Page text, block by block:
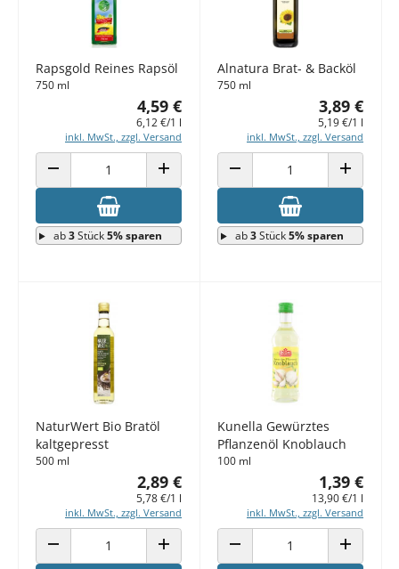
Rapsgold Reines Rapsöl
750 ml
4,59 €
6,12 €/1 l
inkl. MwSt., zzgl. Versand
ANZAHL VERRINGERN ANZAHL ERHÖHEN
ab3Stück5% sparen
Alnatura Brat- & Backöl
750 ml
3,89 €
5,19 €/1 l
inkl. MwSt., zzgl. Versand
ANZAHL VERRINGERN ANZAHL
ab3Stück5% sparen
NaturWert Bio Bratöl
kaltgepresst
500 ml
2,89 €
5,78 €/1 l
inkl. MwSt., zzgl. Versand
ANZAHL VERRINGERN ANZAHL ERHÖHEN
Kunella Gewürztes
Pflanzenöl Knoblauch
100 ml
1,39 €
13,90 €/1 l
inkl. MwSt., zzgl. Versand
ANZAHL VERRINGERN ANZAHL